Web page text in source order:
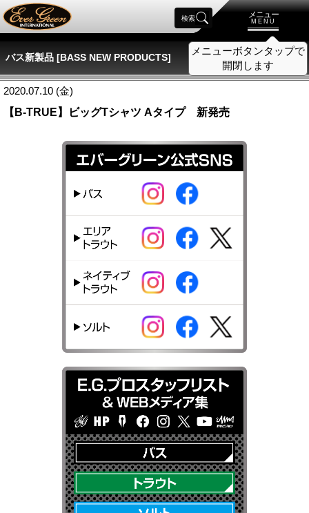
メニュー
MENU
メニューボタンタップで
開閉します
検索
バス新製品 [BASS NEW PRODUCTS]
2020.07.10 (金)
【B-TRUE】ビッグTシャツ Aタイプ 新発売